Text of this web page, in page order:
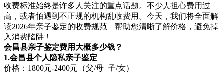
收费标准始终是许多人关注的重点话题。不少人担心费用过
高，或者怕遇到不正规的机构乱收费用。今天，我们将全面解
读2026年亲子鉴定的收费规范，帮助您清晰了解价格，避免掉
入消费陷阱！
会昌县亲子鉴定费用大概多少钱？
1.会昌县个人隐私亲子鉴定
价格：1800元-2400元（父/母+子/女）